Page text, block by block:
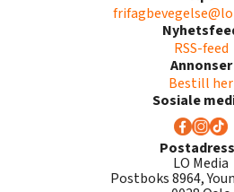
RSS-feed
Annonser
Bestill her
Sosiale
LO Media
Postboks 8964,